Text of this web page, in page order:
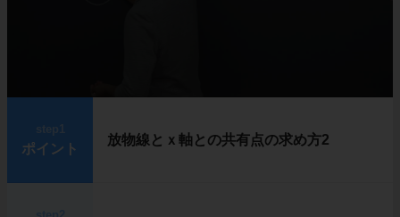
ポイント
放物線とｘ軸との共有点の求め方2